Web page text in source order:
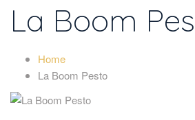
La Boom
Home
La Boom Pesto